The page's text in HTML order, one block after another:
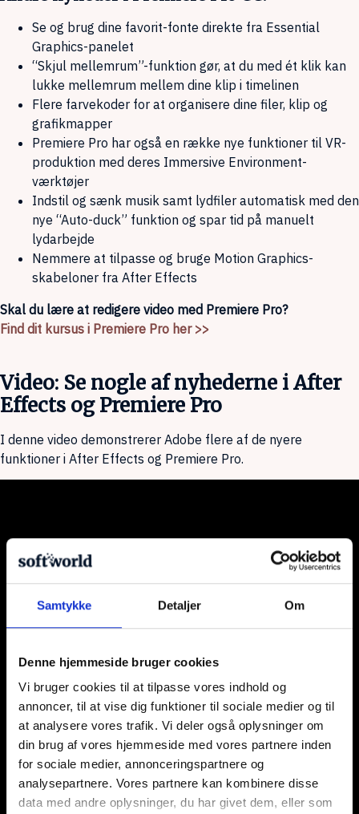
Samtykke Detaljer Om
Denne hjemmeside bruger cookies
Vi bruger cookies til at tilpasse vores indhold og
annoncer, til at vise dig funktioner til sociale medier og til
at analysere vores trafik. Vi deler også oplysninger om
din brug af vores hjemmeside med vores partnere inden
for sociale medier, annonceringspartnere og
analysepartnere. Vores partnere kan kombinere disse
data med andre oplysninger, du har givet dem, eller som
Se og brug dine favorit-fonte direkte fra Essential
Graphics-panelet
“Skjul mellemrum”-funktion gør, at du med ét klik kan
lukke mellemrum mellem dine klip i timelinen
Flere farvekoder for at organisere dine filer, klip og
grafikmapper
Premiere Pro har også en række nye funktioner til VR-
produktion med deres Immersive Environment-
værktøjer
Indstil og sænk musik samt lydfiler automatisk med den
nye “Auto-duck” funktion og spar tid på manuelt
lydarbejde
Nemmere at tilpasse og bruge Motion Graphics-
skabeloner fra After Effects
Skal du lære at redigere video med Premiere Pro?
Find dit kursus i Premiere Pro her >>
Video: Se nogle af nyhederne i After
Effects og Premiere Pro
I denne video demonstrerer Adobe flere af de nyere
funktioner i After Effects og Premiere Pro.